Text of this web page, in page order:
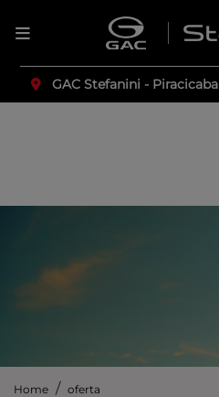
GAC Stefanini - Piracicaba
Home oferta